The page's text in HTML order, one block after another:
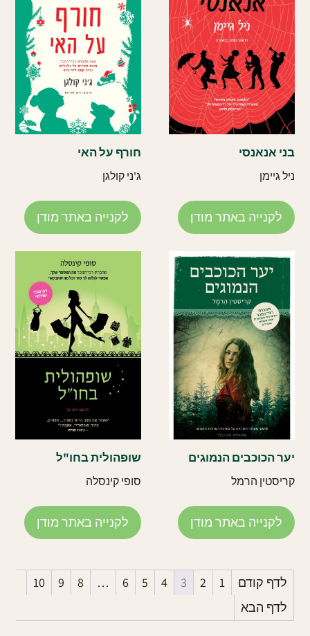
בני אנאנסי
ניל גיימן
לקנייה באתר מודן
חורף על האי
ג'ני קולגן
לקנייה באתר מודן
יער הכוכבים הנמוגים
קריסטין הרמל
לקנייה באתר מודן
שופהולית בחו"ל
סופי קינסלה
לקנייה באתר מודן
לדף קודם 1
2
3
4
5
6
…
8
9
10
לדף הבא